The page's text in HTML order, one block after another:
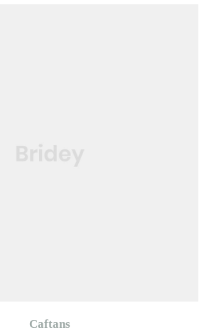
Caftans